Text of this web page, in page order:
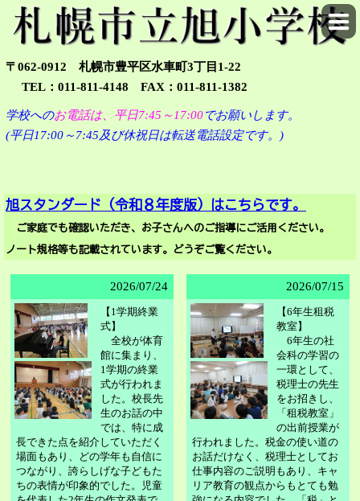
〒062-0912 札幌市豊平区水車町3丁目1-22
TEL：011-811-4148 FAX：011-811-1382
学校へのお電話は、 平日7:45～17:00でお願いします。
(平日17:00～7:45及び休祝日は転送電話設定です。)
旭スタンダード（令和８年度版）はこちらです。
ご家庭でも確認いただき、お子さんへのご指導にご活用ください。
ノート規格等も記載されています。どうぞご覧ください。
2026/07/24
【1学期終業
式】
全校が体育
館に集まり、
1学期の終業
式が行われま
した。校長先
生のお話の中
では、特に成
長できた点を紹介していただく
場面もあり、どの学年も自信に
つながり、誇らしげな子どもた
ちの表情が印象的でした。児童
2026/07/15
【6年生租税
教室】
6年生の社
会科の学習の
一環として、
税理士の先生
をお招きし、
「租税教室」
の出前授業が
行われました。税金の使い道の
お話だけなく、税理士としてお
仕事内容のご説明もあり、キャ
リア教育の観点からもとても勉